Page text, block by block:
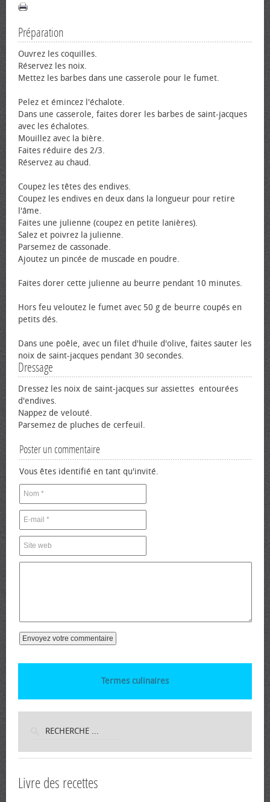
Préparation
Ouvrez les coquilles.
Réservez les noix.
Mettez les barbes dans une casserole pour le fumet.
Pelez et émincez l'échalote.
Dans une casserole, faites dorer les barbes de saint-jacques
avec les échalotes.
Mouillez avec la bière.
Faites réduire des 2/3.
Réservez au chaud.
Coupez les têtes des endives.
Coupez les endives en deux dans la longueur pour retire
l'âme.
Faites une julienne (coupez en petite lanières).
Salez et poivrez la julienne.
Parsemez de cassonade.
Ajoutez un pincée de muscade en poudre.
Faites dorer cette julienne au beurre pendant 10 minutes.
Hors feu veloutez le fumet avec 50 g de beurre coupés en
petits dés.
Dans une poêle, avec un filet d'huile d'olive, faites sauter les
noix de saint-jacques pendant 30 secondes.
Dressage
Dressez les noix de saint-jacques sur assiettes entourées
d'endives.
Nappez de velouté.
Parsemez de pluches de cerfeuil.
Poster un commentaire
Vous êtes identifié en tant qu'invité.
Termes culinaires
Livre des recettes